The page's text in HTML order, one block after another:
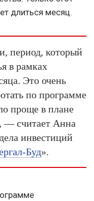
длиться месяц.
период, который
в рамках
Это очень
по программе
проще в плане
— считает Анна
инвестиций
Буд».